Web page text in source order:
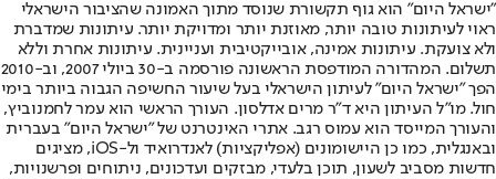
"ישראל היום" הוא גוף תקשורת שנוסד מתוך האמונה שהציבור הישראלי
ראוי לעיתונות טובה יותר, מאוזנת יותר ומדויקת יותר. עיתונות שמדברת
ולא צועקת. עיתונות אמינה, אובייקטיבית ועניינית. עיתונות אחרת וללא
תשלום. המהדורה המודפסת הראשונה פורסמה ב-30 ביולי 2007, וב-2010
הפך "ישראל היום" לעיתון הישראלי בעל שיעור החשיפה הגבוה ביותר בימי
חול. מו"ל העיתון היא ד"ר מרים אדלסון. העורך הראשי הוא עמר לחמנוביץ,
והעורך המייסד הוא עמוס רגב. אתרי האינטרנט של "ישראל היום" בעברית
ובאנגלית, כמו כן היישומונים (אפליקציות) לאנדרואיד ול-iOS, מציגים
חדשות מסביב לשעון, תוכן בלעדי, מבזקים ועדכונים, ניתוחים ופרשנויות,